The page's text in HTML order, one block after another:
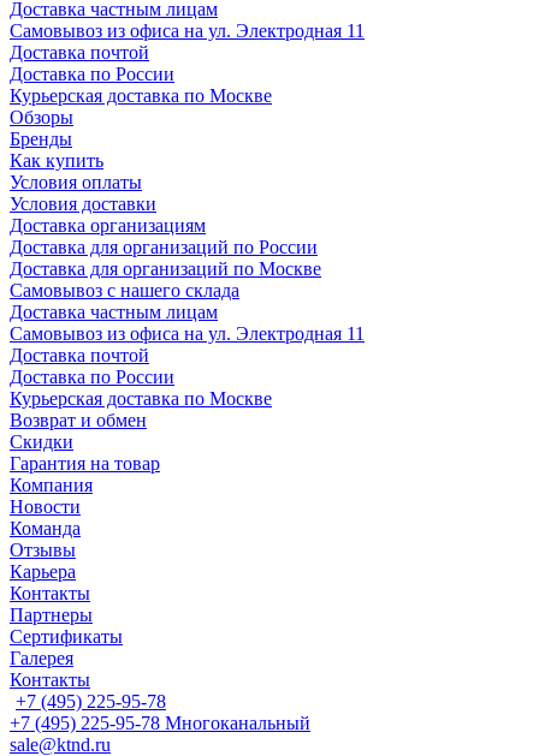
Доставка частным лицам
Самовывоз из офиса на ул. Электродная 11
Доставка почтой
Доставка по России
Курьерская доставка по Москве
Обзоры
Бренды
Как купить
Условия оплаты
Условия доставки
Доставка организациям
Доставка для организаций по России
Доставка для организаций по Москве
Самовывоз с нашего склада
Доставка частным лицам
Самовывоз из офиса на ул. Электродная 11
Доставка почтой
Доставка по России
Курьерская доставка по Москве
Возврат и обмен
Скидки
Гарантия на товар
Компания
Новости
Команда
Отзывы
Карьера
Контакты
Партнеры
Сертификаты
Галерея
Контакты
+7 (495) 225-95-78
+7 (495) 225-95-78 Многоканальный
sale@ktnd.ru